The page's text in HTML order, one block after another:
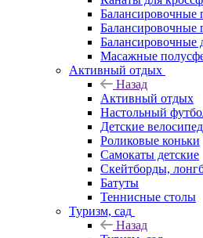
Балансировочные
Балансировочные
Балансировочные
Масажные
Активный отдых
Назад
Активный отдых
Настольный
Детские
Роликовые коньки
Самокаты детские
Скейтборды,
Батуты
Теннисные столы
Туризм, сад
Назад